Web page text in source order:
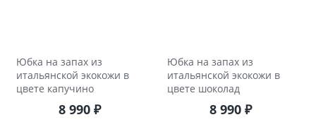
Юбка на запах из
итальянской экокожи в
цвете капучино
8 990 ₽
Юбка на запах из
итальянской экокожи в
цвете шоколад
8 990 ₽